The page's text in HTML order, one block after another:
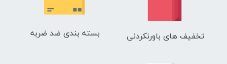
تخفیف های باورنکردنی بسته بندی ضد ضربه